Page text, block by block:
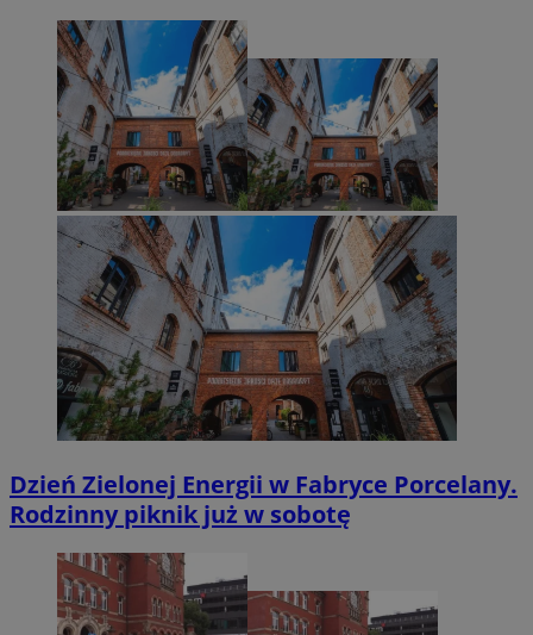
Dzień Zielonej Energii w Fabryce Porcelany.
Rodzinny piknik już w sobotę